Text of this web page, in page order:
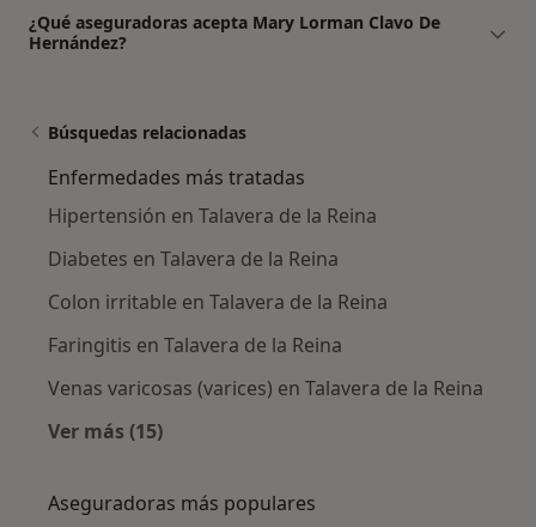
¿Qué aseguradoras acepta Mary Lorman Clavo De
Hernández?
Búsquedas relacionadas
Enfermedades más tratadas
Hipertensión en Talavera de la Reina
Diabetes en Talavera de la Reina
Colon irritable en Talavera de la Reina
Faringitis en Talavera de la Reina
Venas varicosas (varices) en Talavera de la Reina
Ver más (15)
Aseguradoras más populares